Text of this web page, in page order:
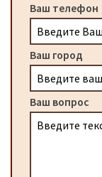
Ваш телефон
Ваш город
Ваш вопрос